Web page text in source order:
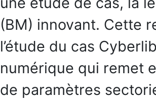
(BM) innovant. Cette
l’étude du cas
numérique qui remet
de paramètres